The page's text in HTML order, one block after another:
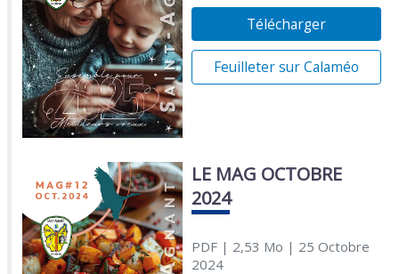
Télécharger
Feuilleter sur Calaméo
LE MAG OCTOBRE
2024
PDF| 2,53 Mo | 25 Octobre
2024